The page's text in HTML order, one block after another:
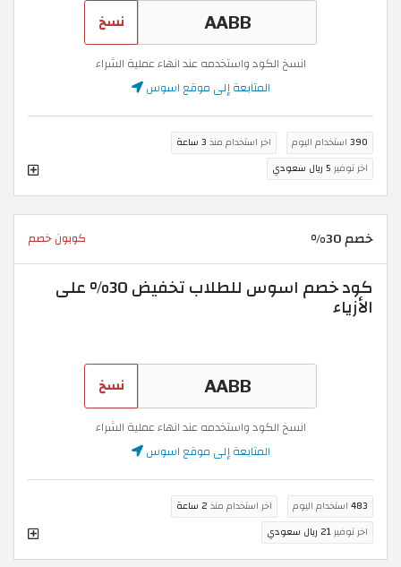
نسخ
انسخ الكود واستخدمه عند انهاء عملية الشراء
المتابعة إلى موقع اسوس
390 استخدام اليوم اخر استخدام منذ 3 ساعة
اخر توفير 5 ريال سعودي
خصم 30% كوبون خصم
كود خصم اسوس للطلاب تخفيض 30% على
الأزياء
نسخ
انسخ الكود واستخدمه عند انهاء عملية الشراء
المتابعة إلى موقع اسوس
483 استخدام اليوم اخر استخدام منذ 2 ساعة
اخر توفير21 ريال سعودي